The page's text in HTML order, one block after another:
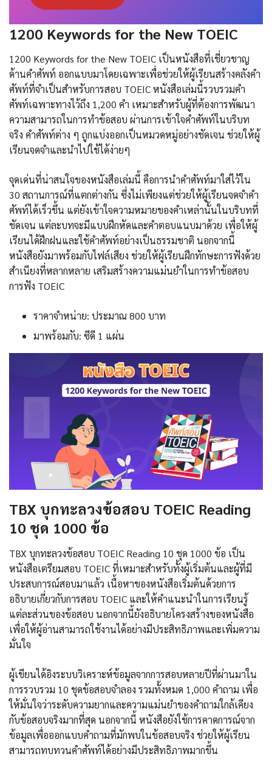
1200 Keywords for the New TOEIC
1200 Keywords for the New TOEIC เป็นหนังสือที่เชี่ยวชาญ
ด้านคำศัพท์ ออกแบบมาโดยเฉพาะเพื่อช่วยให้ผู้เรียนสร้างคลังคำ
ศัพท์ที่จำเป็นสำหรับการสอบ TOEIC หนังสือเล่มนี้รวบรวมคำ
ศัพท์เฉพาะทางไว้ถึง 1,200 คำ เหมาะสำหรับผู้ที่ต้องการพัฒนา
ความสามารถในการทำข้อสอบ ผ่านการเข้าใจคำศัพท์ในบริบท
จริง คำศัพท์ต่าง ๆ ถูกแบ่งออกเป็นหมวดหมู่อย่างชัดเจน ช่วยให้ผู้
เรียนจดจำและนำไปใช้ได้ง่ายๆ
จุดเด่นที่น่าสนใจของหนังสือเล่มนี้ คือการนำคำศัพท์มาใส่ไว้ใน
30 สถานการณ์ที่แตกต่างกัน ซึ่งไม่เพียงแต่ช่วยให้ผู้เรียนจดจำคำ
ศัพท์ได้เร็วขึ้น แต่ยังเข้าใจความหมายของคำเหล่านั้นในบริบทที่
ชัดเจน แต่ละบทจะมีแบบฝึกหัดและคำตอบแนบมาด้วย เพื่อให้ผู้
เรียนได้ฝึกฝนและใช้คำศัพท์อย่างเป็นธรรมชาติ นอกจากนี้
หนังสือยังมาพร้อมกับไฟล์เสียง ช่วยให้ผู้เรียนฝึกทักษะการฟังด้วย
สำเนียงที่หลากหลาย เสริมสร้างความแม่นยำในการทำข้อสอบ
การฟัง TOEIC
ราคาจำหน่าย: ประมาณ 800 บาท
มาพร้อมกับ: ซีดี 1 แผ่น
TBX บุกทะลวงข้อสอบ TOEIC Reading
10 ชุด 1000 ข้อ
TBX บุกทะลวงข้อสอบ TOEIC Reading 10 ชุด 1000 ข้อ เป็น
หนังสือเตรียมสอบ TOEIC ที่เหมาะสำหรับทั้งผู้เริ่มต้นและผู้ที่มี
ประสบการณ์สอบมาแล้ว เนื้อหาของหนังสือเริ่มต้นด้วยการ
อธิบายเกี่ยวกับการสอบ TOEIC และให้คำแนะนำในการเรียนรู้
แต่ละส่วนของข้อสอบ นอกจากนี้ยังอธิบายโครงสร้างของหนังสือ
เพื่อให้ผู้อ่านสามารถใช้งานได้อย่างมีประสิทธิภาพและเพิ่มความ
มั่นใจ
ผู้เขียนได้อิงระบบวิเคราะห์ข้อมูลจากการสอบหลายปีที่ผ่านมาใน
การรวบรวม 10 ชุดข้อสอบจำลอง รวมทั้งหมด 1,000 คำถาม เพื่อ
ให้มั่นใจว่าระดับความยากและความแม่นยำของคำถามใกล้เคียง
กับข้อสอบจริงมากที่สุด นอกจากนี้ หนังสือยังใช้การคาดการณ์จาก
ข้อมูลเพื่อออกแบบคำถามที่มักพบในข้อสอบจริง ช่วยให้ผู้เรียน
สามารถทบทวนคำศัพท์ได้อย่างมีประสิทธิภาพมากขึ้น